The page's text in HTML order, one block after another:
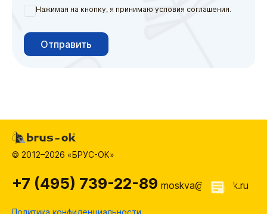
Нажимая на кнопку, я принимаю условия соглашения.
Отправить
© 2012–2026 «БРУС-ОК»
Политика конфиденциальности
+7 (495) 739-22-89 moskva@brus-ok.ru